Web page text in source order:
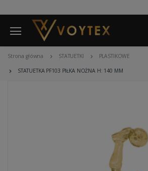
Strona główna STATUETKI PLASTIKOWE
STATUETKA PF103 PIŁKA NOŻNA H: 140 MM